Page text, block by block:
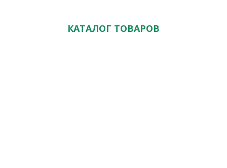
КАТАЛОГ ТОВАРОВ